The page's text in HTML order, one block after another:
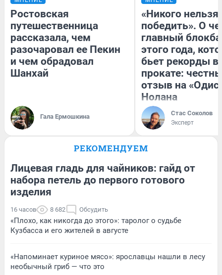
Ростовская
путешественница
рассказала, чем
разочаровал ее Пекин
и чем обрадовал
Шанхай
Гала Ермошкина
«Никого нельзя
победить». О
главный
этого года,
бьет рекорды в
прокате:
отзыв на
Нолана
Стас Соколов
Эксперт
РЕКОМЕНДУЕМ
Лицевая гладь для чайников: гайд от
набора петель до первого готового
изделия
16 часов 8 682 Обсудить
«Плохо, как никогда до этого»: таролог о судьбе
Кузбасса и его жителей в августе
«Напоминает куриное мясо»: ярославцы нашли в лесу
необычный гриб — что это